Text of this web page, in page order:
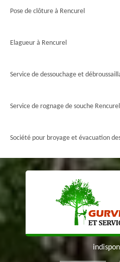
Pose de clôture à Rencurel
Elagueur à Rencurel
Service de dessouchage et
Service de rognage de souche
Société pour broyage et évacuation